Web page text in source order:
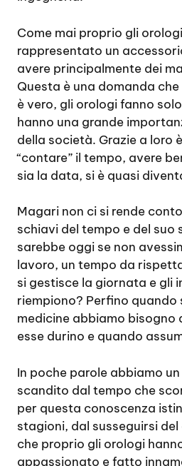
Come mai proprio gli
rappresentato un
avere principalmente dei
Questa è una domanda
è vero, gli orologi fanno
hanno una grande
della società. Grazie a loro
“contare” il tempo, avere
sia la data, si è quasi
Magari non ci si rende
schiavi del tempo e del suo
sarebbe oggi se non
lavoro, un tempo da
si gestisce la giornata e gli
riempiono? Perfino quando
medicine abbiamo bisogno
esse durino e quando
In poche parole abbiamo
scandito dal tempo che
per questa conoscenza
stagioni, dal susseguirsi
che proprio gli orologi
appassionato e fatto